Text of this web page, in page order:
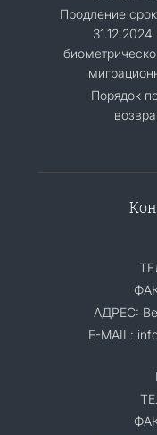
Продление
Порядок
АДРЕС:
E-MAIL: